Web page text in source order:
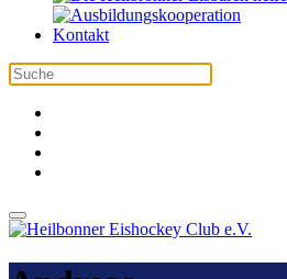
Kontakt